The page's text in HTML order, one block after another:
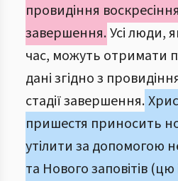
провидіння
завершення.Усі люди,
час, можуть отримати
дані згідно з
стадії завершення.
пришестя приносить
утілити за допомогою
та Нового заповітів